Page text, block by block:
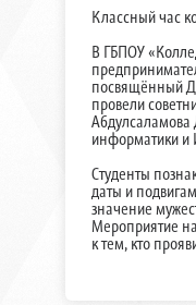
Классный час
В ГБПОУ
посвящённый
провели
Абдулсаламова
информатики и
Студенты
даты и
значение
Мероприятие
к тем, кто